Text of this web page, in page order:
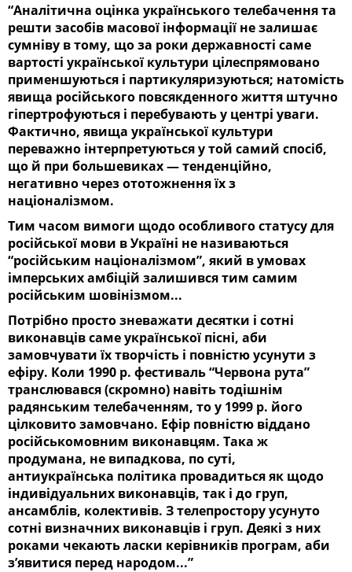
“Аналітична оцінка українського телебачення та
решти засобів масової інформації не залишає
сумніву в тому, що за роки державності саме
вартості української культури цілеспрямовано
применшуються і партикуляризуються; натомість
явища російського повсякденного життя штучно
гіпертрофуються і перебувають у центрі уваги.
Фактично, явища української культури
переважно інтерпретуються у той самий спосіб,
що й при большевиках — тенденційно,
негативно через ототожнення їх з
націоналізмом.
Тим часом вимоги щодо особливого статусу для
російської мови в Україні не називаються
“російським націоналізмом”, який в умовах
імперських амбіцій залишився тим самим
російським шовінізмом...
Потрібно просто зневажати десятки і сотні
виконавців саме української пісні, аби
замовчувати їх творчість і повністю усунути з
ефіру. Коли 1990 р. фестиваль “Червона рута”
транслювався (скромно) навіть тодішнім
радянським телебаченням, то у 1999 р. його
цілковито замовчано. Ефір повністю віддано
російськомовним виконавцям. Така ж
продумана, не випадкова, по суті,
антиукраїнська політика провадиться як щодо
індивідуальних виконавців, так і до груп,
ансамблів, колективів. З телепростору усунуто
сотні визначних виконавців і груп. Деякі з них
роками чекають ласки керівників програм, аби
з’явитися перед народом...”